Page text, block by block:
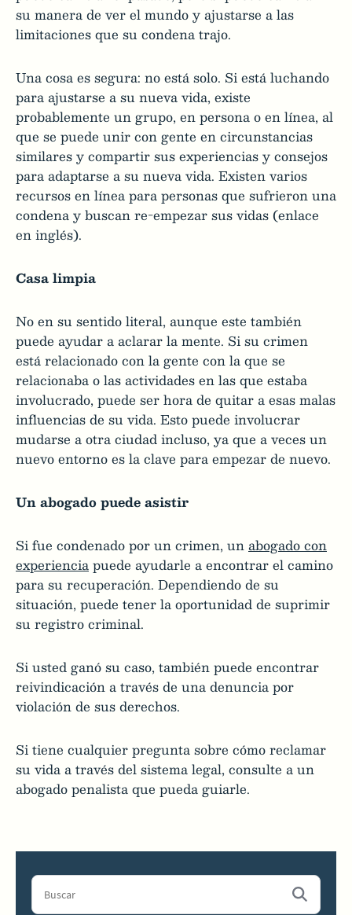
su manera de ver el mundo y ajustarse a las
limitaciones que su condena trajo.
Una cosa es segura: no está solo. Si está luchando
para ajustarse a su nueva vida, existe
probablemente un grupo, en persona o en línea, al
que se puede unir con gente en circunstancias
similares y compartir sus experiencias y consejos
para adaptarse a su nueva vida. Existen varios
recursos en línea para personas que sufrieron una
condena y buscan re-empezar sus vidas (enlace
en inglés).
Casa limpia
No en su sentido literal, aunque este también
puede ayudar a aclarar la mente. Si su crimen
está relacionado con la gente con la que se
relacionaba o las actividades en las que estaba
involucrado, puede ser hora de quitar a esas malas
influencias de su vida. Esto puede involucrar
mudarse a otra ciudad incluso, ya que a veces un
nuevo entorno es la clave para empezar de nuevo.
Un abogado puede asistir
Si fue condenado por un crimen, unabogado con
experienciapuede ayudarle a encontrar el camino
para su recuperación. Dependiendo de su
situación, puede tener la oportunidad de suprimir
su registro criminal.
Si usted ganó su caso, también puede encontrar
reivindicación a través de una denuncia por
violación de sus derechos.
Si tiene cualquier pregunta sobre cómo reclamar
su vida a través del sistema legal, consulte a un
abogado penalista que pueda guiarle.